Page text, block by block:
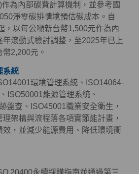
為內部碳費計算機制，並參考國
淨零碳排情境預估碳成本。自
，以每公噸新台幣1,500元作為內
年滾動式檢討調整，至2025年已上
2,200元。
系統
環境管理系統、ISO14064-
ISO50001能源管理系統、
盤查、ISO45001職業安全衛生，
架構與流程落各項實節能計畫，
效，並減少能源費用、降低環境衝
20400永續採購指南並通過第三